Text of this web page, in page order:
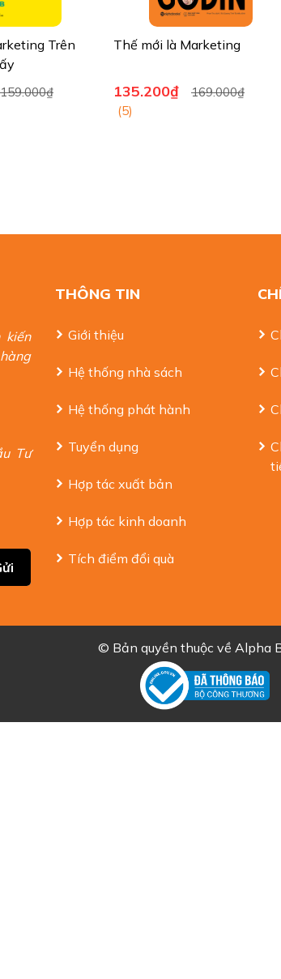
Trên
159.000₫
Thế mới là Marketing
135.200₫
169.000₫
(5)
kiến
Tư
THÔNG TIN
Giới thiệu
Hệ thống nhà sách
Hệ thống phát hành
Tuyển dụng
Hợp tác xuất bản
Hợp tác kinh doanh
Tích điểm đổi quà
© Bản quyền thuộc về Alpha